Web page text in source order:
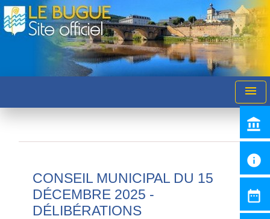
menu
CONSEIL MUNICIPAL DU 15
DÉCEMBRE 2025 -
DÉLIBÉRATIONS
account_balance
info
date_range